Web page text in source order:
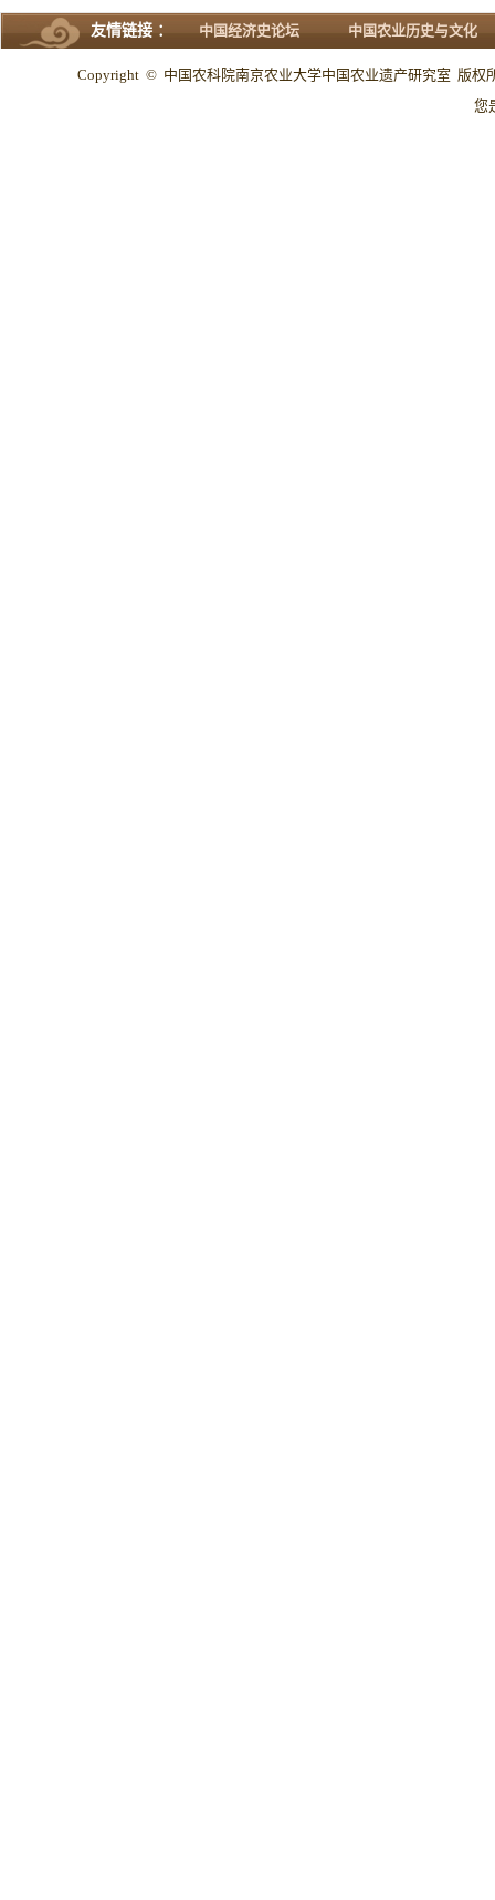
友情链接 ： 中国经济史论坛 中国农业历史与文化
Copyright © 中国农科院南京农业大学中国农业遗产研究室 版权
您